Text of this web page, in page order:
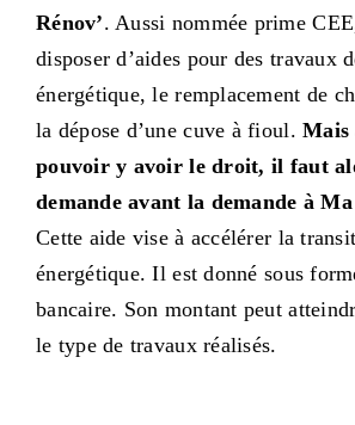
Rénov’. Aussi nommée prime
disposer d’aides pour des travaux
énergétique, le remplacement de
la dépose d’une cuve à fioul.Mais
pouvoir y avoir le droit, il faut
demande avant la demande à
Cette aide vise à accélérer la
énergétique. Il est donné sous
bancaire. Son montant peut
le type de travaux réalisés.